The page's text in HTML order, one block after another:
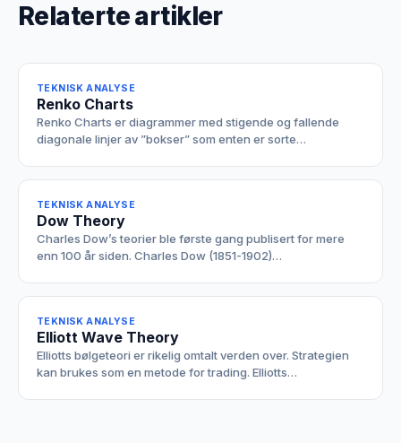
Relaterte artikler
TEKNISK ANALYSE
Renko Charts
Renko Charts er diagrammer med stigende og fallende
diagonale linjer av ”bokser” som enten er sorte…
TEKNISK ANALYSE
Dow Theory
Charles Dow’s teorier ble første gang publisert for mere
enn 100 år siden. Charles Dow (1851-1902)…
TEKNISK ANALYSE
Elliott Wave Theory
Elliotts bølgeteori er rikelig omtalt verden over. Strategien
kan brukes som en metode for trading. Elliotts…